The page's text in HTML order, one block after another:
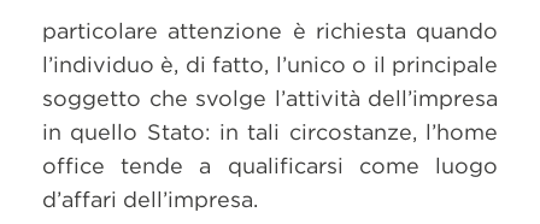
particolare attenzione è richiesta quando
l’individuo è, di fatto, l’unico o il principale
soggetto che svolge l’attività dell’impresa
in quello Stato: in tali circostanze, l’home
office tende a qualificarsi come luogo
d’affari dell’impresa.